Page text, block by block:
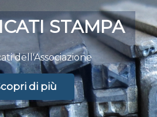
STAMPA
dell'Associazione
di più